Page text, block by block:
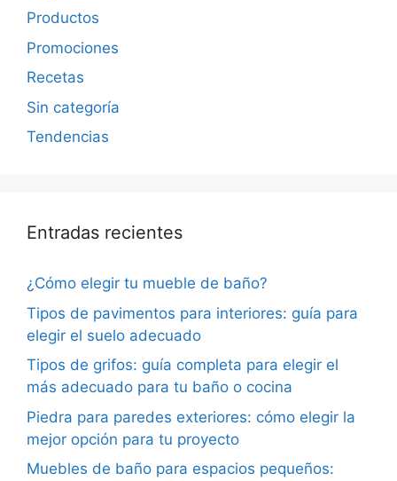
Productos
Promociones
Recetas
Sin categoría
Tendencias
Entradas recientes
¿Cómo elegir tu mueble de baño?
Tipos de pavimentos para interiores: guía para
elegir el suelo adecuado
Tipos de grifos: guía completa para elegir el
más adecuado para tu baño o cocina
Piedra para paredes exteriores: cómo elegir la
mejor opción para tu proyecto
Muebles de baño para espacios pequeños: